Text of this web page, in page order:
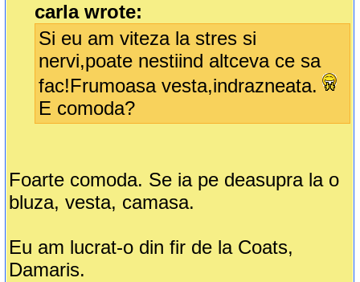
carla wrote:
Si eu am viteza la stres si
nervi,poate nestiind altceva ce sa
fac!Frumoasa vesta,indrazneata.
E comoda?
Foarte comoda. Se ia pe deasupra la o
bluza, vesta, camasa.
Eu am lucrat-o din fir de la Coats,
Damaris.